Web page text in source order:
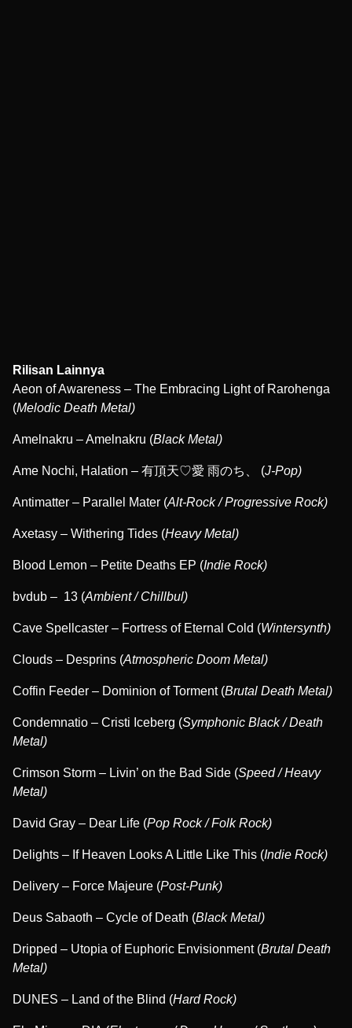
Rilisan Lainnya
Aeon of Awareness – The Embracing Light of Rarohenga
(Melodic Death Metal)
Amelnakru – Amelnakru (Black Metal)
Ame Nochi, Halation – 有頂天♡愛 雨のち、 (J-Pop)
Antimatter – Parallel Mater (Alt-Rock / Progressive Rock)
Axetasy – Withering Tides (Heavy Metal)
Blood Lemon – Petite Deaths EP (Indie Rock)
bvdub – 13 (Ambient / Chillbul)
Cave Spellcaster – Fortress of Eternal Cold (Wintersynth)
Clouds – Desprins (Atmospheric Doom Metal)
Coffin Feeder – Dominion of Torment (Brutal Death Metal)
Condemnatio – Cristi Iceberg (Symphonic Black / Death
Metal)
Crimson Storm – Livin’ on the Bad Side (Speed / Heavy
Metal)
David Gray – Dear Life (Pop Rock / Folk Rock)
Delights – If Heaven Looks A Little Like This (Indie Rock)
Delivery – Force Majeure (Post-Punk)
Deus Sabaoth – Cycle of Death (Black Metal)
Dripped – Utopia of Euphoric Envisionment (Brutal Death
Metal)
DUNES – Land of the Blind (Hard Rock)